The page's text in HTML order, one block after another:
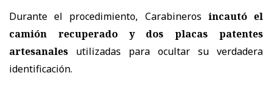
Durante el procedimiento, Carabineros incautó el
camión recuperado y dos placas patentes
artesanales utilizadas para ocultar su verdadera
identificación.